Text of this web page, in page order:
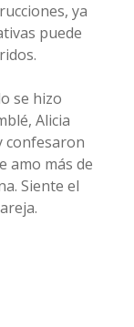
ya
puede
se hizo
Alicia
confesaron
amo más de
Siente el